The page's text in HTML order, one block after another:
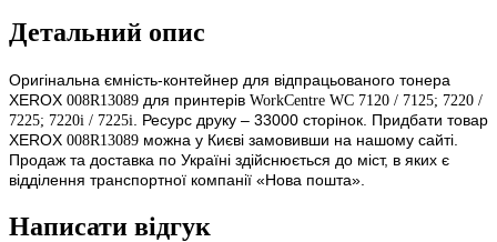
Детальний опис
Оригінальна ємність-контейнер для відпрацьованого тонера
XEROX 008R13089 для принтерів WorkCentre WC 7120 / 7125; 7220 /
7225; 7220i / 7225i . Ресурс друку – 33000 сторінок. Придбати товар
XEROX 008R13089 можна у Києві замовивши на нашому сайті.
Продаж та доставка по Україні здійснюється до міст, в яких є
відділення транспортної компанії «Нова пошта».
Написати відгук